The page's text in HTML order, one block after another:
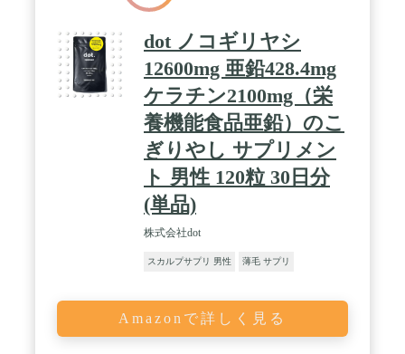
dot ノコギリヤシ
12600mg 亜鉛428.4mg
ケラチン2100mg（栄
養機能食品亜鉛）のこ
ぎりやし サプリメン
ト 男性 120粒 30日分
(単品)
株式会社dot
スカルプサプリ 男性 薄毛 サプリ
Amazonで詳しく見る